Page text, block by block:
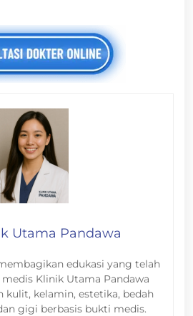
Utama Pandawa
edukasi yang telah
Klinik Utama Pandawa
kulit, kelamin, estetika, bedah
gigi berbasis bukti medis.